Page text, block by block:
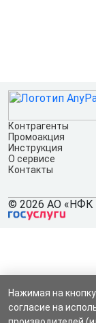
Контрагенты
Промоакция
Инструкция
О сервисе
Контакты
© 2026 АО «НФК
Нажимая на
согласие на